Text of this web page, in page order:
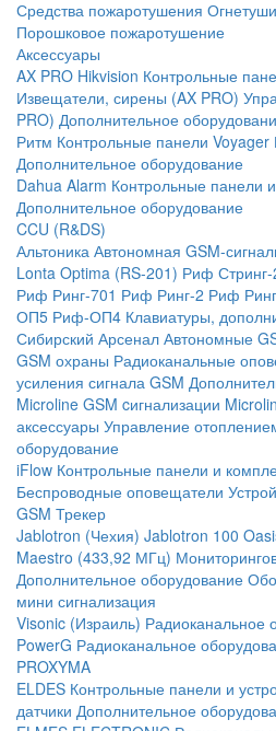
Средства пожаротушения
Порошковое пожаротушение
Аксессуары
AX PRO Hikvision Контрольные
Извещатели, сирены (AX PRO)
PRO) Дополнительное
Ритм Контрольные панели Voyager
Дополнительное оборудование
Dahua Alarm Контрольные панели
Дополнительное оборудование
CCU (R&DS)
Альтоника Автономная GSM-
Lonta Optima (RS-201) Риф Стринг-
Риф Ринг-701 Риф Ринг-2 Риф
ОП5 Риф-ОП4 Клавиатуры,
Сибирский Арсенал Автономные
GSM охраны Радиоканальные
усиления сигнала GSM
Microline GSM cигнализации
аксессуары Управление
оборудование
iFlow Контрольные панели и
Беспроводные оповещатели
GSM Трекер
Jablotron (Чехия) Jablotron 100
Maestro (433,92 МГц)
Дополнительное оборудование
мини сигнализация
Visonic (Израиль) Радиоканальное
PowerG Радиоканальное
PROXYMA
ELDES Контрольные панели и
датчики Дополнительное